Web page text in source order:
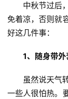
中秋节过后
免着凉，否则就
好这几件事：
1、随身带外
虽然说天气
一些人很怕热。